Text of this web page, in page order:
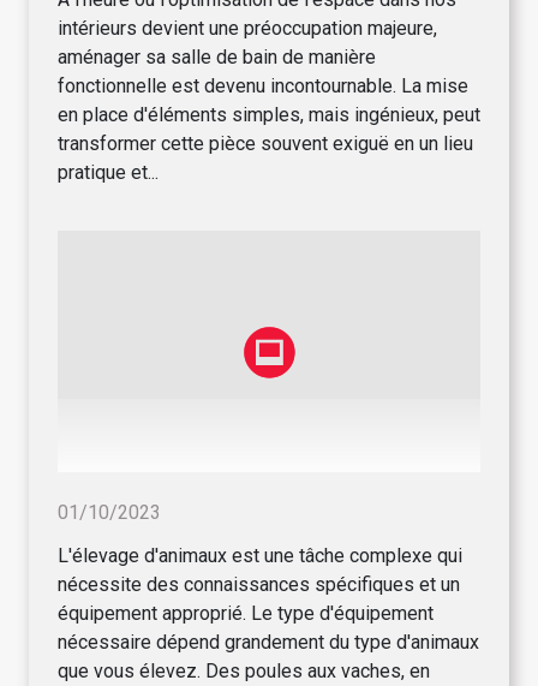
intérieurs devient une préoccupation majeure,
aménager sa salle de bain de manière
fonctionnelle est devenu incontournable. La mise
en place d'éléments simples, mais ingénieux, peut
transformer cette pièce souvent exiguë en un lieu
pratique et...
01/10/2023
L'élevage d'animaux est une tâche complexe qui
nécessite des connaissances spécifiques et un
équipement approprié. Le type d'équipement
nécessaire dépend grandement du type d'animaux
que vous élevez. Des poules aux vaches, en